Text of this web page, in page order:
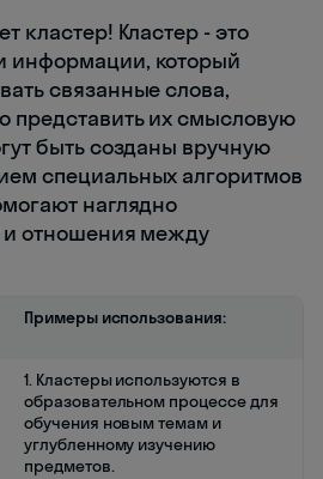
кластер! Кластер - это
информации, который
связанные слова,
представить их смысловую
быть созданы вручную
специальных алгоритмов
наглядно
и отношения между
Примеры использования:
1. Кластеры используются в
образовательном процессе для
обучения новым темам и
углубленному изучению
предметов.